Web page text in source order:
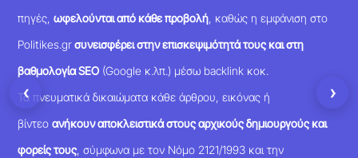
πηγές,ωφελούνται από κάθε προβολή , καθώς η εμφάνιση στο
Politikes.grσυνεισφέρει στην επισκεψιμότητά τους και στη
βαθμολογία SEO (Google κ.λπ.) μέσω backlink κοκ.
Τα πνευματικά δικαιώματα κάθε άρθρου, εικόνας ή
βίντεοανήκουν αποκλειστικά στους αρχικούς δημιουργούς και
φορείς τους , σύμφωνα με τον Νόμο 2121/1993 και την
‹ ›